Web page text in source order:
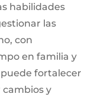
habilidades
las
con
en familia y
fortalecer
y